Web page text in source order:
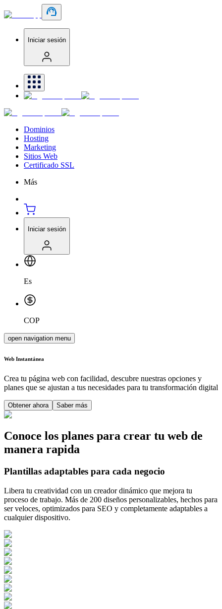
Iniciar sesión
Dominios
Hosting
Marketing
Sitios Web
Certificado SSL
Más
Iniciar sesión
Es
COP
open navigation menu
Web Instantánea
Crea tu página web con facilidad, descubre nuestras opciones y
planes que se ajustan a tus necesidades para tu transformación digital
Obtener ahora Saber más
Conoce los planes para crear tu web de
manera rapida
Plantillas adaptables para cada negocio
Libera tu creatividad con un creador dinámico que mejora tu
proceso de trabajo. Más de 200 diseños personalizables, hechos para
ser veloces, optimizados para SEO y completamente adaptables a
cualquier dispositivo.